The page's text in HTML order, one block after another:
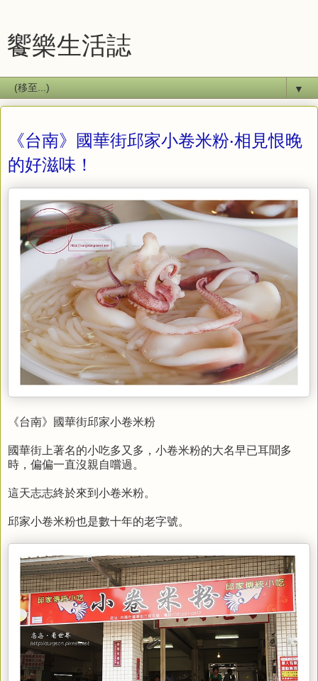
饗樂生活誌
▼
《台南》國華街邱家小卷米粉‧相見恨晚
的好滋味！
《台南》國華街邱家小卷米粉
國華街上著名的小吃多又多，小卷米粉的大名早已耳聞多
時，偏偏一直沒親自嚐過。
這天志志終於來到小卷米粉。
邱家小卷米粉也是數十年的老字號。